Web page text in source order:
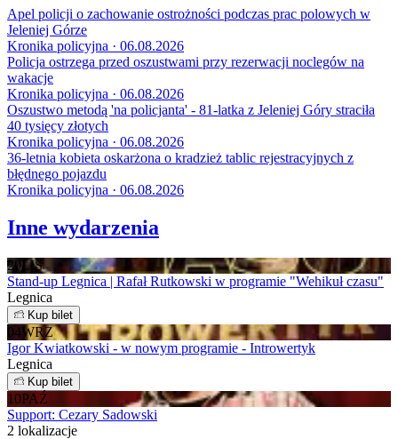
Apel policji o zachowanie ostrożności podczas prac polowych w
Jeleniej Górze
Kronika policyjna · 06.08.2026
Policja ostrzega przed oszustwami przy rezerwacji noclegów na
wakacje
Kronika policyjna · 06.08.2026
Oszustwo metodą 'na policjanta' - 81-latka z Jeleniej Góry straciła
40 tysięcy złotych
Kronika policyjna · 06.08.2026
36-letnia kobieta oskarżona o kradzież tablic rejestracyjnych z
błędnego pojazdu
Kronika policyjna · 06.08.2026
Inne wydarzenia
20 LIS
Stand-up Legnica | Rafał Rutkowski w programie "Wehikuł czasu"
Legnica
Kup bilet
04WRZ
Igor Kwiatkowski - w nowym programie - Introwertyk
Legnica
Kup bilet
10PAŹ
Support: Cezary Sadowski
2 lokalizacje